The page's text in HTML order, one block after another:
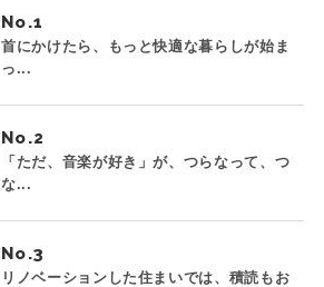
No.
首にかけたら、もっと快適な暮らしが始ま
っ...
No.
「ただ、音楽が好き」が、つらなって、つ
な...
No.
リノベーションした住まいでは、積読もお